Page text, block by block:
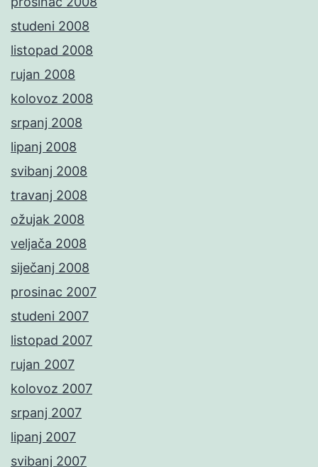
studeni 2008
listopad 2008
rujan 2008
kolovoz 2008
srpanj 2008
lipanj 2008
svibanj 2008
travanj 2008
ožujak 2008
veljača 2008
siječanj 2008
prosinac 2007
studeni 2007
listopad 2007
rujan 2007
kolovoz 2007
srpanj 2007
lipanj 2007
svibanj 2007